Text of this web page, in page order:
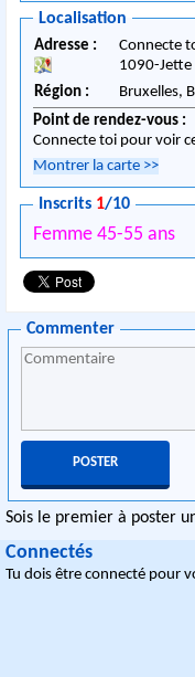
Localisation
Adresse :
Connecte
1090-Jette
Région :
Bruxelles,
Point de rendez-vous :
Connecte toi pour voir
Montrer la carte >>
Inscrits 1/10
Femme 45-55 ans
Commenter
Sois le premier à poster
Connectés
Tu dois être connecté pour